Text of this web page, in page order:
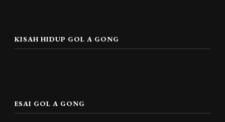
KISAH HIDUP GOL A GONG
ESAI GOL A GONG